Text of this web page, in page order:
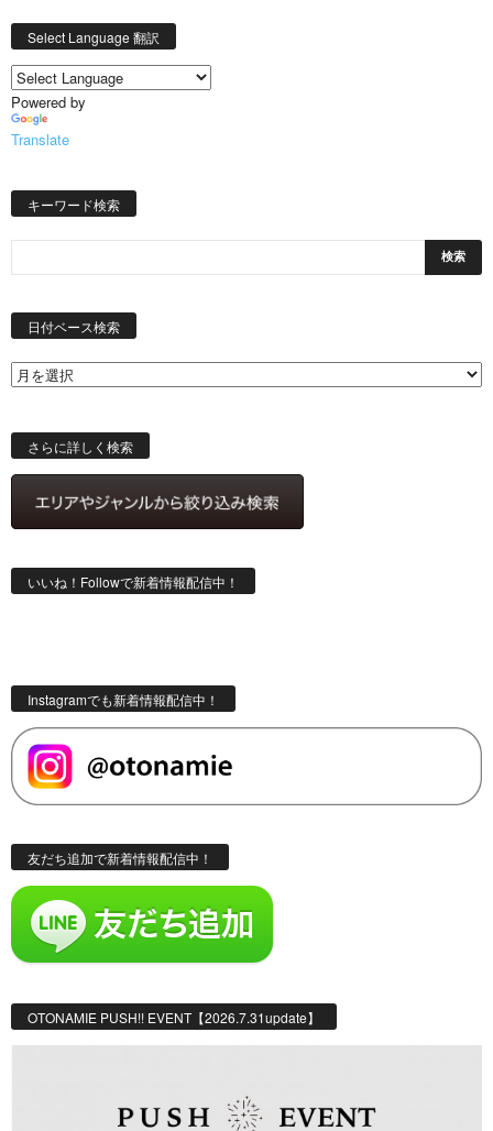
Select Language 翻訳
Powered by
Translate
キーワード検索
日付ベース検索
ス
索
さらに詳しく検索
いいね！Followで新着情報配信中！
Instagramでも新着情報配信中！
友だち追加で新着情報配信中！
OTONAMIE PUSH!! EVENT【2026.7.31update】